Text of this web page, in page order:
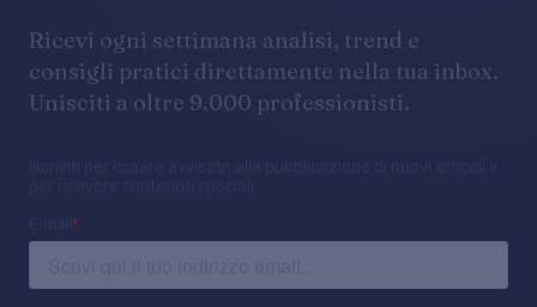
Ricevi ogni settimana analisi, trend e
consigli pratici direttamente nella tua inbox.
Unisciti a oltre 9.000 professionisti.